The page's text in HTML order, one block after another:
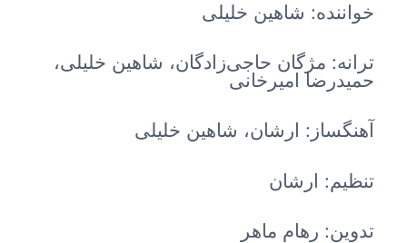
خواننده: شاهین خلیلی
ترانه: مژگان حاجی‌زادگان، شاهین خلیلی،
حمیدرضا امیرخانی
آهنگساز: ارشان، شاهین خلیلی
تنظیم: ارشان
تدوین: رهام ماهر